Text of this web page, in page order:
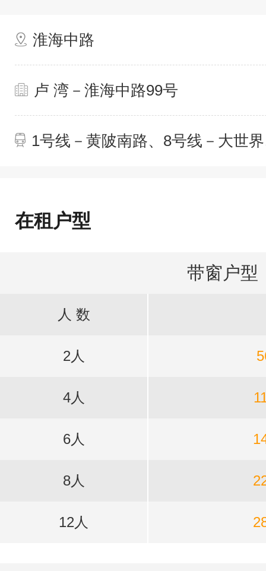
淮海中路
卢 湾－淮海中路99号
1号线－黄陂南路、8号线－大世
在租户型
带窗户型
人 数
2人
4人
6人
8人
12人